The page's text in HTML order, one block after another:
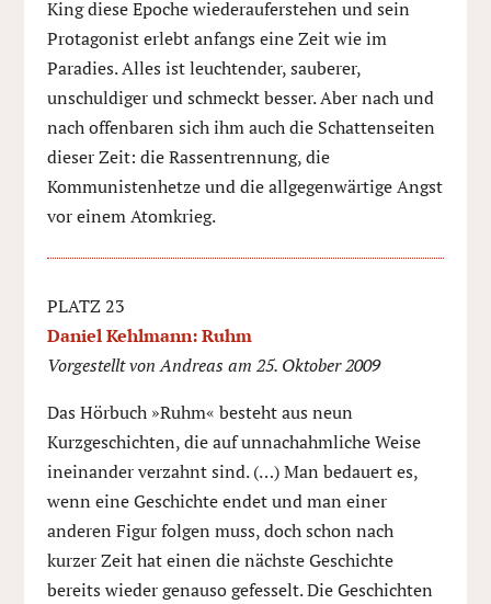
King diese Epoche wiederauferstehen und sein
Protagonist erlebt anfangs eine Zeit wie im
Paradies. Alles ist leuchtender, sauberer,
unschuldiger und schmeckt besser. Aber nach und
nach offenbaren sich ihm auch die Schattenseiten
dieser Zeit: die Rassentrennung, die
Kommunistenhetze und die allgegenwärtige Angst
vor einem Atomkrieg.
PLATZ 23
Daniel Kehlmann: Ruhm
Vorgestellt von Andreas am 25. Oktober 2009
Das Hörbuch »Ruhm« besteht aus neun
Kurzgeschichten, die auf unnachahmliche Weise
ineinander verzahnt sind. (…) Man bedauert es,
wenn eine Geschichte endet und man einer
anderen Figur folgen muss, doch schon nach
kurzer Zeit hat einen die nächste Geschichte
bereits wieder genauso gefesselt. Die Geschichten